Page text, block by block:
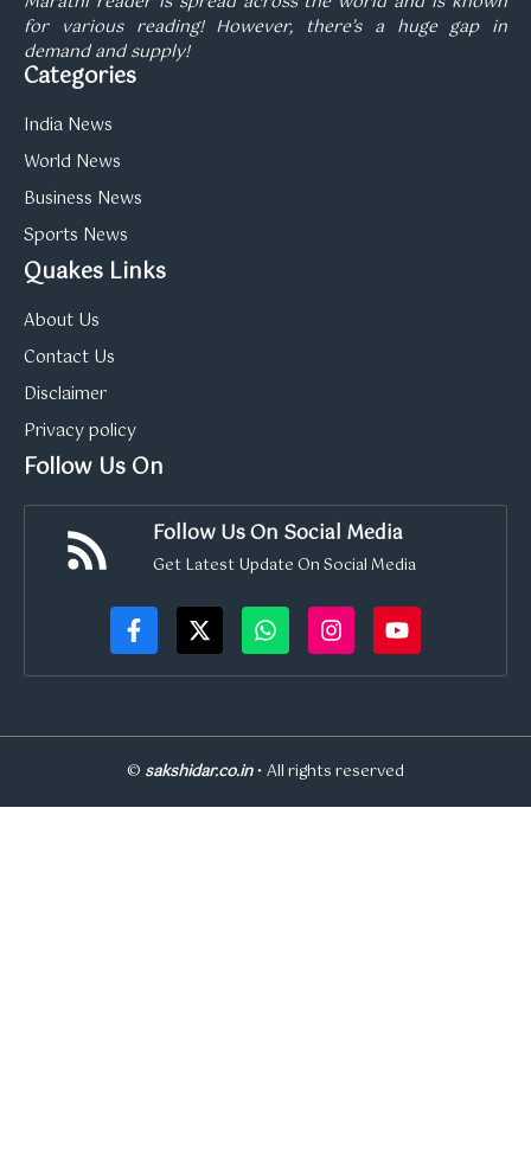
for various reading! However, there’s a huge gap in
demand and supply!
Categories
India News
World News
Business News
Sports News
Quakes Links
About Us
Contact Us
Disclaimer
Privacy policy
Follow Us On
Follow Us On Social Media
Get Latest Update On Social Media
© sakshidar.co.in• All rights reserved